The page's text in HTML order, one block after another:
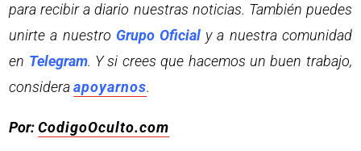
para recibir a diario nuestras noticias. También puedes
unirte a nuestro Grupo Oficial y a nuestra comunidad
en Telegram. Y si crees que hacemos un buen trabajo,
consideraapoyarnos.
Por:CodigoOculto.com